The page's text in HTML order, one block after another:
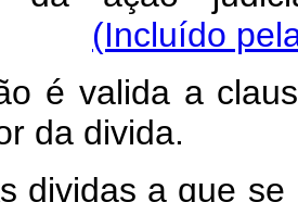
(Incluído
é valida a
da divida.
dividas a que